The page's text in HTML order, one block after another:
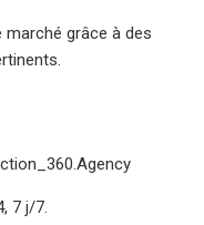
marché grâce à des
7 j/7.